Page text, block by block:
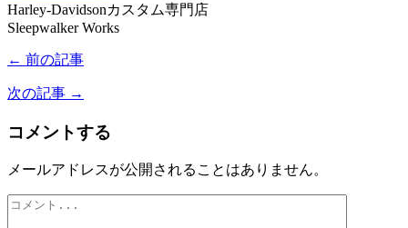
Harley-Davidsonカスタム専門店
Sleepwalker Works
← 前の記事
次の記事 →
コメントする
メールアドレスが公開されることはありません。